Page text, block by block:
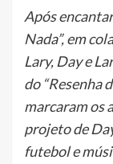
Após
Nada”, em
Lary, Day e
do “Resenha
marcaram os
projeto de
futebol e